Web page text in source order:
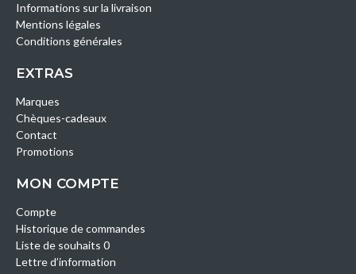
Informations sur la livraison
Mentions légales
Conditions générales
EXTRAS
Marques
Chèques-cadeaux
Contact
Promotions
MON COMPTE
Compte
Historique de commandes
Liste de souhaits 0
Lettre d’information